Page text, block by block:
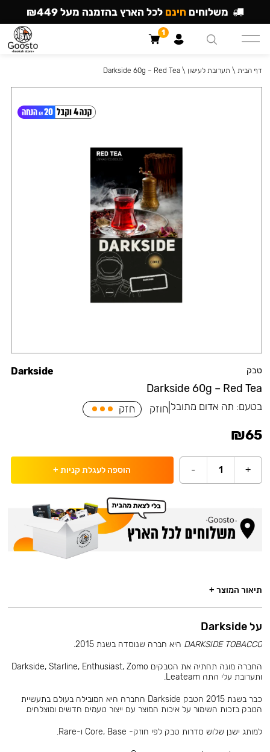
טבק
Darkside 60g – Red Tea
Darkside
בטעם: תה אדום מתובל חוזק חזק
₪65
+
1
- הוספה לעגלת קניות +
דף הבית \ תערובת לעישון \
Darkside 60g – Red Tea
תיאור המוצר +
על Darkside
DARKSIDE TOBACCO היא חברה שנוסדה בשנת 2015.
החברה מונה תחתיה את הטבקים Darkside, Starline, Enthusiast, Zomo
ותערובת עלי התה Leateam.
כבר בשנת 2015 הטבק Darkside החברה היא המובילה בעולם בתעשיית
הטבק בזכות השימור על איכות המוצר עם ייצור טעמים חדשים ומוצלחים.
למותג ישנן שלוש סדרות טבק לפי חוזק- Core, Base ו-Rare.
משלוחים חינם לכל הארץ בהזמנה מעל ₪449
1